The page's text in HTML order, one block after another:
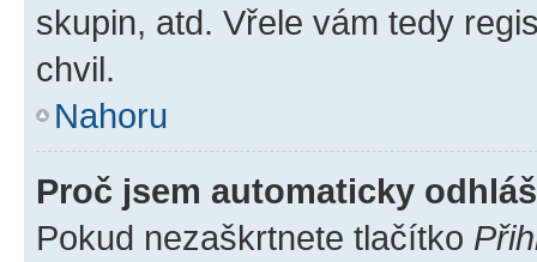
skupin, atd. Vřele vám tedy
chvil.
Nahoru
Proč jsem automaticky
Pokud nezaškrtnete tlačítko